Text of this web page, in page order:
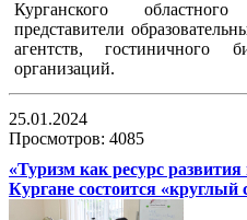
Курганского
представители
агентств, гостиничного
организаций.
25.01.2024
Просмотров: 4085
«Туризм как ресурс
Кургане состоится «круглый